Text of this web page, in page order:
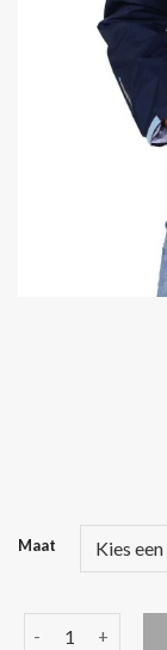
Maat